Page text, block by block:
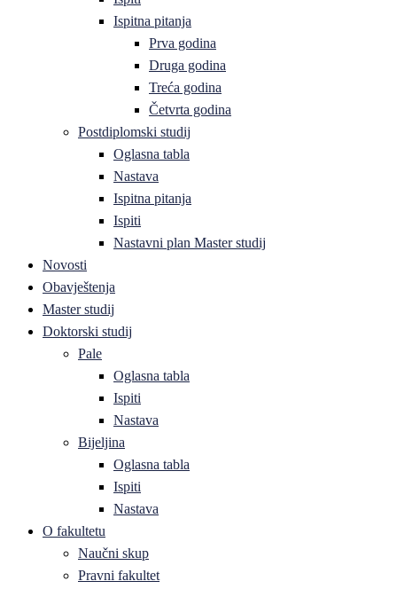
Ispitna pitanja
Prva godina
Druga godina
Treća godina
Četvrta godina
Postdiplomski studij
Oglasna tabla
Nastava
Ispitna pitanja
Ispiti
Nastavni plan Master studij
Novosti
Obavještenja
Master studij
Doktorski studij
Pale
Oglasna tabla
Ispiti
Nastava
Bijeljina
Oglasna tabla
Ispiti
Nastava
O fakultetu
Naučni skup
Pravni fakultet